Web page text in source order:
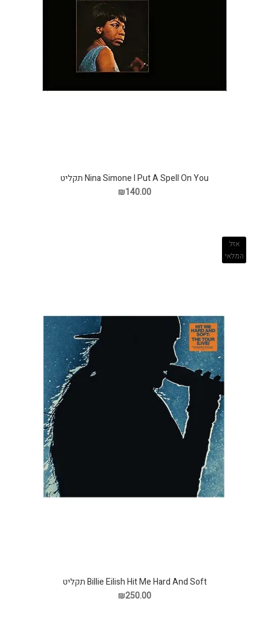
Nina Simone I Put A Spell On You תקליט
₪140.00
אזל
המלאי
Billie Eilish Hit Me Hard And Soft תקליט
₪250.00